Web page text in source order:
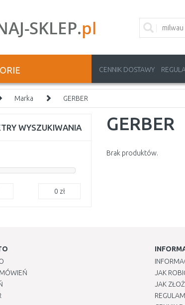
CENNIK DOSTAWY
Marka GERBER
GERBER
Brak produktów.
WYSZUKIWANIA
0 zł
JAK
JAK